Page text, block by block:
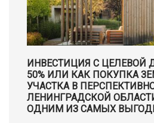
ИНВЕСТИЦИЯ С ЦЕЛЕВОЙ
50% ИЛИ КАК ПОКУПКА
УЧАСТКА В
ЛЕНИНГРАДСКОЙ
ОДНИМ ИЗ САМЫХ